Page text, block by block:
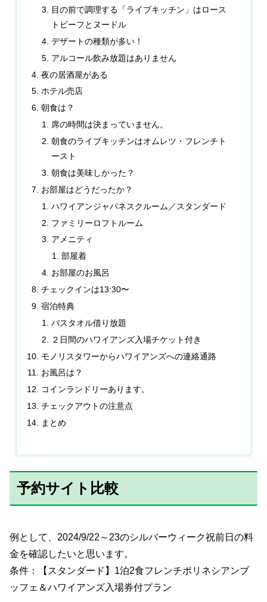
目の前で調理する「ライブキッチン」はロース
トビーフとヌードル
デザートの種類が多い！
アルコール飲み放題はありません
夜の居酒屋がある
ホテル売店
朝食は？
席の時間は決まっていません。
朝食のライブキッチンはオムレツ・フレンチト
ースト
朝食は美味しかった？
お部屋はどうだったか？
ハワイアンジャパネスクルーム／スタンダード
ファミリーロフトルーム
アメニティ
部屋着
お部屋のお風呂
チェックインは13:30〜
宿泊特典
バスタオル借り放題
２日間のハワイアンズ入場チケット付き
モノリスタワーからハワイアンズへの連絡通路
お風呂は？
コインランドリーあります。
チェックアウトの注意点
まとめ
予約サイト比較
例として、2024/9/22～23のシルバーウィーク祝前日の料
金を確認したいと思います。
条件：【スタンダード】1泊2食フレンチポリネシアンブ
ッフェ＆ハワイアンズ入場券付プラン